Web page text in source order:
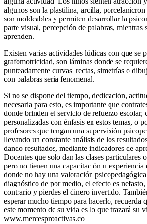
algunos son la plastilina, arcilla, porcelanicron
son moldeables y permiten desarrollar la
parte visual, percepción de palabras, mientras
aprenden.
Existen varias actividades lúdicas con que se
grafomotricidad, son láminas donde se
punteadamente curvas, rectas, simetrías o
con palabras seria fenomenal.
Si no se dispone del tiempo, dedicación,
necesaria para esto, es importante que
donde brinden el servicio de refuerzo escolar,
personalizadas con énfasis en estos temas, o
profesores que tengan una supervisión
llevando un constante análisis de los
dando resultados, mediante indicadores de
Docentes que solo dan las clases particulares
pero no tienen una capacitación u experiencia
donde no hay una valoración
diagnóstico de por medio, el efecto es
contrario y pierdes el dinero invertido.
esperar mucho tiempo para hacerlo, recuerda
este momento de su vida es lo que trazará su
www.mentesproactivas.co